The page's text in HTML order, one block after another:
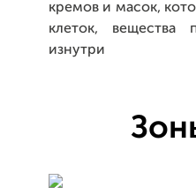
кремов и масок,
клеток, вещества
изнутри